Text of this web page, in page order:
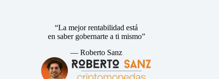
“La mejor rentabilidad está
en saber gobernarte a ti mismo”
— Roberto Sanz